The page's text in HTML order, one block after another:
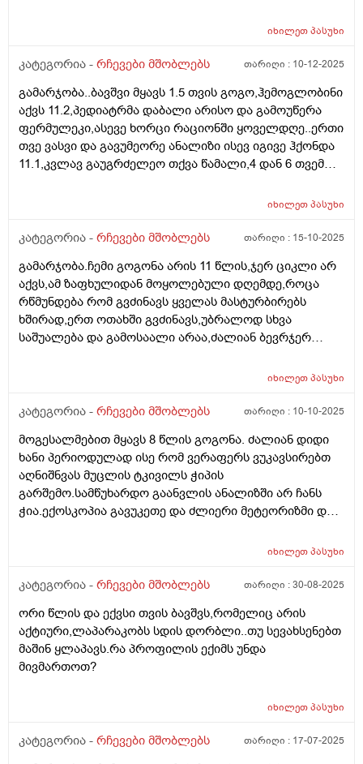
იხილეთპასუხი
კატეგორია - რჩევები მშობლებს თარიღი : 10-12-2025
გამარჯობა..ბავშვი მყავს 1.5 თვის გოგო,ჰემოგლობინი
აქვს 11.2,პედიატრმა დაბალი არისო და გამოუწერა
ფერმულეკი,ასევე ხორცი რაციონში ყოველდღე..ერთი
თვე ვასვი და გავუმეორე ანალიზი ისევ იგივე ჰქონდა
11.1,კვლავ გაუგრძელეო თქვა წამალი,4 დან 6 თვემდე
ხან. სვავს ხან არა,..მართლა დაბალია 11.1იხილეთპასუხი
კატეგორია - რჩევები მშობლებს თარიღი : 15-10-2025
გამარჯობა.ჩემი გოგონა არის 11 წლის,ჯერ ციკლი არ
აქვს,ამ ზაფხულიდან მოყოლებული დღემდე,როცა
რწმუნდება რომ გვძინავს ყველას მასტურბირებს
ხშირად,ერთ ოთახში გვძინავს,უბრალოდ სხვა
საშუალება და გამოსაალი არაა,ძალიან ბევრჯერ
ყვირილზე გადავედი,არასასიამოვნოა მისი ეს ქცევა..
იხილეთპასუხი
კატეგორია - რჩევები მშობლებს თარიღი : 10-10-2025
მოგესალმებით მყავს 8 წლის გოგონა. ძალიან დიდი
ხანი პერიოდულად ისე რომ ვერაფერს ვუკავსირებთ
აღნიშნვას მუცლის ტკივილს ჭიპის
გარშემო.სამწუხარდო გაანვლის ანალიზში არ ჩანს
ჭია.ექოსკოპია გავუკეთე და ძლიერი მეტეორიზმი და
კვებით იკვებება ნორმალურად. იქნებ მირჩიოთ რა
სპეციალისტს მივმართო.
იხილეთპასუხი
კატეგორია - რჩევები მშობლებს თარიღი :30-08-2025
ორი წლის და ექვსი თვის ბავშვს,რომელიც არის
აქტიური,ლაპარაკობს სდის დორბლი..თუ სევახსენებთ
მაშინ ყლაპავს.რა პროფილის ექიმს უნდა
მივმართოთ?
იხილეთპასუხი
კატეგორია - რჩევები მშობლებს თარიღი : 17-07-2025